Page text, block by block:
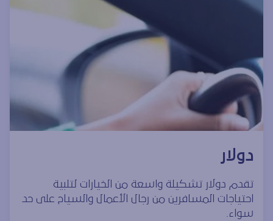
دولار
تقدم دولار تشكيلة واسعة من الخيارات لتلبية
احتياجات المسافرين من رجال الأعمال والسياح على حد
سواء.